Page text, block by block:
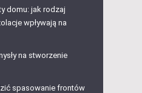
domu: jak rodzaj
wpływają na
na stworzenie
spasowanie frontów